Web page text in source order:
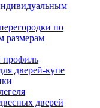
по
размерам
профиль
дверей-купе
дверей